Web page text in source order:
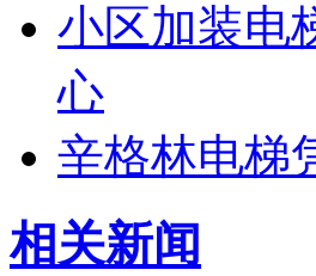
小区加装电
心
辛格林电梯
相关新闻